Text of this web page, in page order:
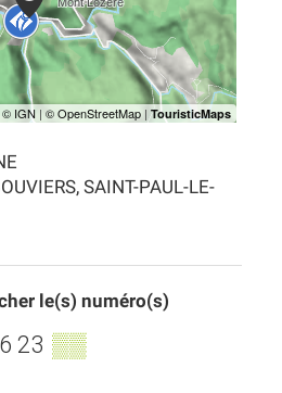
SAINT-PAUL-LE-
le(s) numéro(s)
23 ▒▒